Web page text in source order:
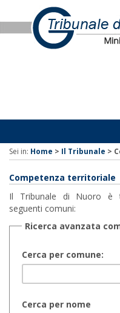
Sei in: Home > Il Tribunale >
Competenza territoriale
Il Tribunale di Nuoro è
seguenti comuni:
Ricerca avanzata
Cerca per comune:
Cerca per nome